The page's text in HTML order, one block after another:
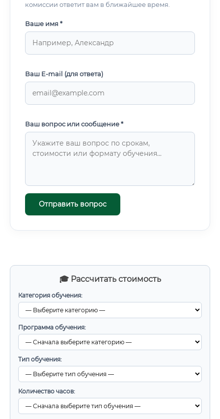
🎓 Рассчитать стоимость
Категория обучения:
Программа обучения:
Тип обучения:
Количество часов:
комиссии ответит вам в ближайшее время.
Ваше имя *
Ваш E-mail (для ответа)
Ваш вопрос или сообщение *
Отправить вопрос